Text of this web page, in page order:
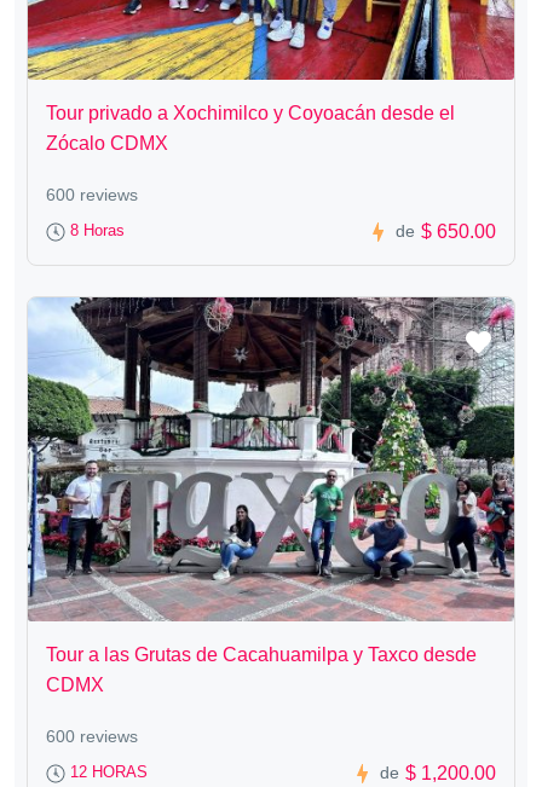
Tour privado a Xochimilco y Coyoacán desde el
Zócalo CDMX
600 reviews
8 Horas de $ 650.00
Tour a las Grutas de Cacahuamilpa y Taxco desde
CDMX
600 reviews
12 HORAS de $ 1,200.00